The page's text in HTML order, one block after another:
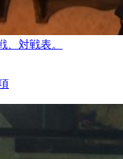
、対戦表。